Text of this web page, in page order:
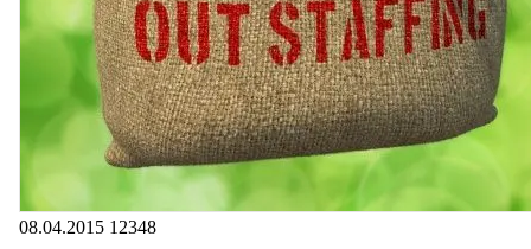
08.04.2015 12348